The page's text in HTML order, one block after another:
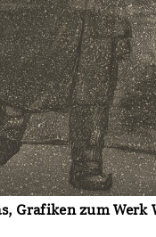
Grafiken zum Werk